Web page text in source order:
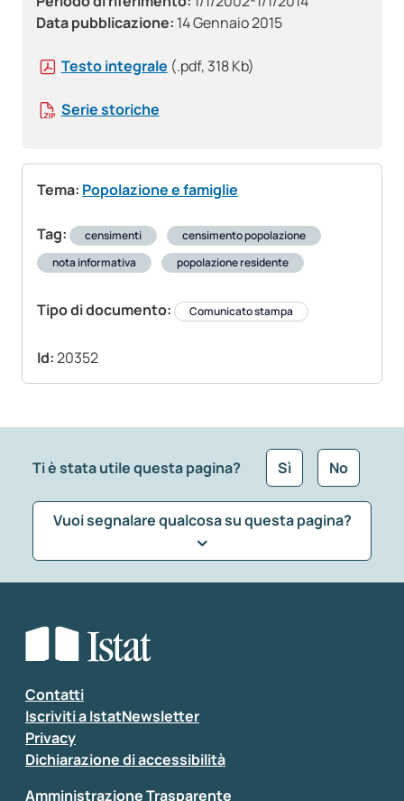
Data pubblicazione: 14 Gennaio 2015
Testo integrale (.pdf, 318 Kb)
Serie storiche
Tema: Popolazione e famiglie
Tag: censimenti
censimento popolazione
nota informativa
popolazione residente
Tipo di documento: Comunicato stampa
Id:20352
Ti è stata utile questa pagina? Sì No
Vuoi segnalare qualcosa su questa pagina?
Seleziona la tipologia della segnalazione
Inserisci il tuo commento
Contatti
Iscriviti a IstatNewsletter
Privacy
Dichiarazione di accessibilità
Amministrazione Trasparente